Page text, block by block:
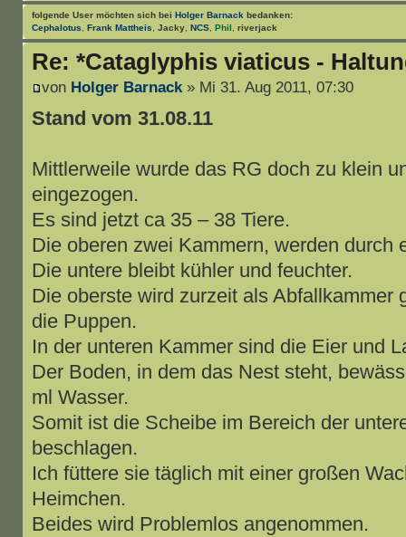
folgende User möchten sich bei Holger Barnack bedanken:
Cephalotus
Frank Mattheis Jacky, NCS, Phil riverjack
Re: *Cataglyphis viaticus -
von Holger Barnack» Mi 31. Aug 2011, 07:30
Stand vom 31.08.11
Mittlerweile wurde das RG doch zu klein
eingezogen.
Es sind jetzt ca 35 – 38 Tiere.
Die oberen zwei Kammern, werden durch
Die untere bleibt kühler und feuchter.
Die oberste wird zurzeit als Abfallkammer
die Puppen.
In der unteren Kammer sind die Eier und
Der Boden, in dem das Nest steht,
ml Wasser.
Somit ist die Scheibe im Bereich der
beschlagen.
Ich füttere sie täglich mit einer großen
Heimchen.
Beides wird Problemlos angenommen.